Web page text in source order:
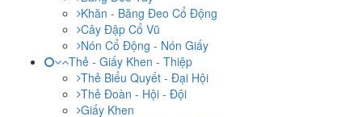
Khăn - Băng Đeo Cổ Động
Cây Đập Cổ Vũ
Nón Cổ Động - Nón Giấy
Thẻ - Giấy Khen - Thiệp
Thẻ Biểu Quyết - Đại Hội
Thẻ Đoàn - Hội - Đội
Giấy Khen